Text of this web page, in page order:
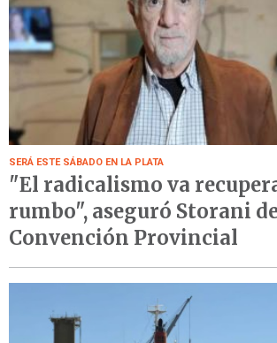
SERÁ ESTE SÁBADO EN LA PLATA
"El radicalismo va
rumbo", aseguró Storani
Convención Provincial